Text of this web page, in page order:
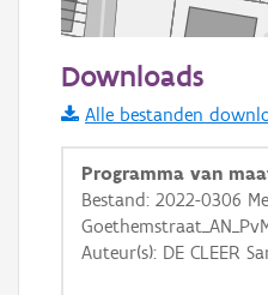
Informatie Vlaanderen
i
+ −
Downloads
Alle bestanden
Programma van
Bestand: 2022-0306
Auteur(s): DE CLEER